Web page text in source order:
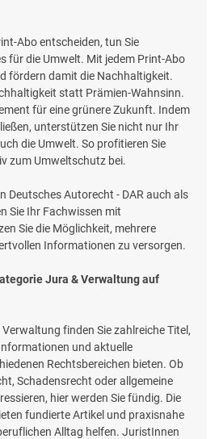
Abo entscheiden, tun Sie
für die Umwelt. Mit jedem Print-Abo
fördern damit die Nachhaltigkeit.
statt Prämien-Wahnsinn.
für eine grünere Zukunft. Indem
unterstützen Sie nicht nur Ihr
die Umwelt. So profitieren Sie
zum Umweltschutz bei.
Deutsches Autorecht - DAR auch als
Sie Ihr Fachwissen mit
Sie die Möglichkeit, mehrere
Informationen zu versorgen.
Jura & Verwaltung auf
finden Sie zahlreiche Titel,
und aktuelle
Rechtsbereichen bieten. Ob
Schadensrecht oder allgemeine
hier werden Sie fündig. Die
fundierte Artikel und praxisnahe
Alltag helfen. JuristInnen